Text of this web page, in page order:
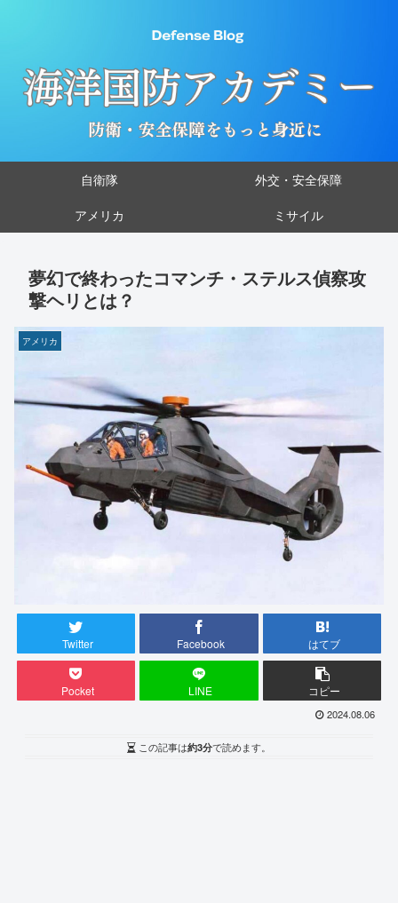
自衛隊
外交・安全保障
アメリカ
ミサイル
夢幻で終わったコマンチ・ステルス偵察攻
撃ヘリとは？
アメリカ
Twitter Facebook はてブ
Pocket LINE コピー
2024.08.06
この記事は約3分で読めます。